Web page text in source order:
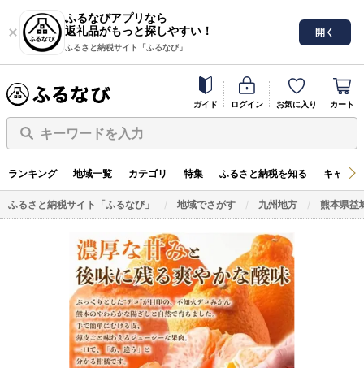
ふるなびアプリなら
返礼品がもっと探しやすい！
ふるさと納税サイト「ふるなび」
開く
ガイド ログイン お気に入り カート
キーワードを入力
ランキング 地域一覧 カテゴリ 特集 ふるさと納税を知る キャン
ふるさと納税サイト「ふるなび」 地域でさがす 九州地方 熊本県益